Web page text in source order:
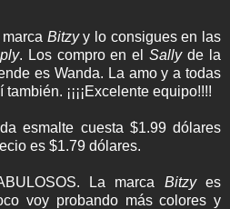
Bitzyy lo consigues en las
. Los compro en elSallyde la
es Wanda. La amo y a todas
¡¡¡¡Excelente equipo!!!!
esmalte cuesta $1.99 dólares
es $1.79 dólares.
La marca Bitzyes
voy probando más colores y